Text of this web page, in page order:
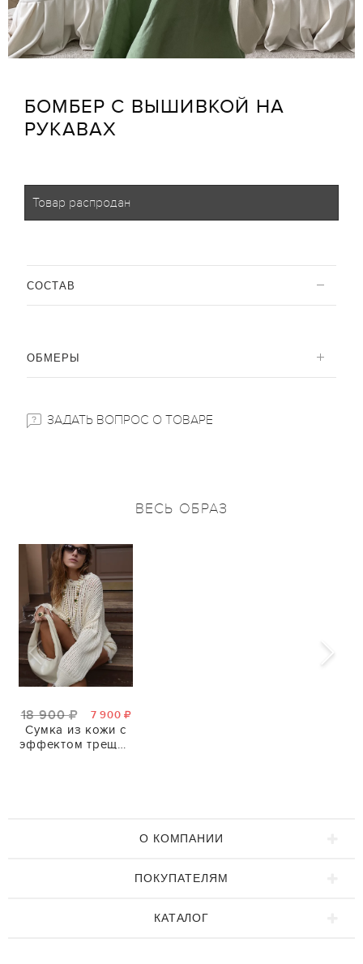
БОМБЕР С ВЫШИВКОЙ НА
РУКАВАХ
Товар распродан
CОСТАВ
ОБМЕРЫ
ЗАДАТЬ ВОПРОС О ТОВАРЕ
ВЕСЬ ОБРАЗ
18 900 7 900
Сумка из кожи с
эффектом трещин
О КОМПАНИИ
ПОКУПАТЕЛЯМ
КАТАЛОГ